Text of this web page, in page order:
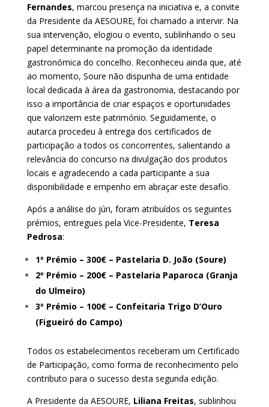
Fernandes, marcou presença na iniciativa e, a convite
da Presidente da AESOURE, foi chamado a intervir. Na
sua intervenção, elogiou o evento, sublinhando o seu
papel determinante na promoção da identidade
gastronómica do concelho. Reconheceu ainda que, até
ao momento, Soure não dispunha de uma entidade
local dedicada à área da gastronomia, destacando por
isso a importância de criar espaços e oportunidades
que valorizem este património. Seguidamente, o
autarca procedeu à entrega dos certificados de
participação a todos os concorrentes, salientando a
relevância do concurso na divulgação dos produtos
locais e agradecendo a cada participante a sua
disponibilidade e empenho em abraçar este desafio.
Após a análise do júri, foram atribuídos os seguintes
prémios, entregues pela Vice-Presidente, Teresa
Pedrosa:
1º Prémio – 300€ – Pastelaria D. João (Soure)
2º Prémio – 200€ – Pastelaria Paparoca (Granja
do Ulmeiro)
3º Prémio – 100€ – Confeitaria Trigo D’Ouro
(Figueiró do Campo)
Todos os estabelecimentos receberam um Certificado
de Participação, como forma de reconhecimento pelo
contributo para o sucesso desta segunda edição.
A Presidente da AESOURE, Liliana Freitas, sublinhou